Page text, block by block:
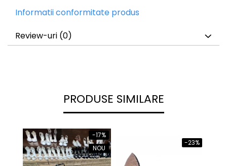
Informatii conformitate produs
Review-uri (0)
PRODUSE SIMILARE
-17%
NOU
-23%